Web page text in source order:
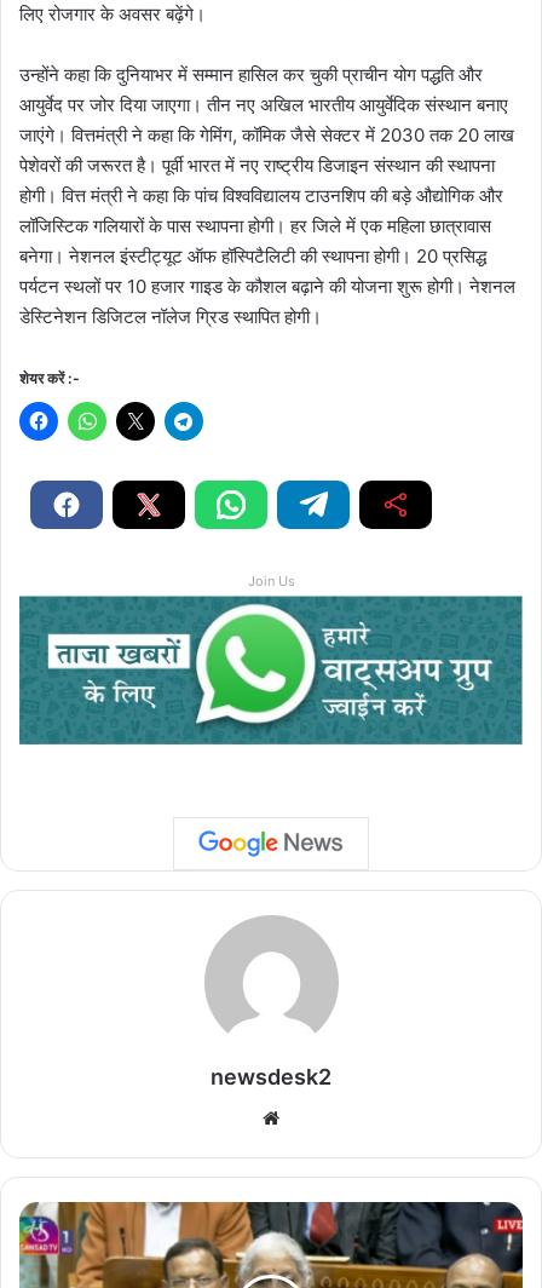
लिए रोजगार के अवसर बढ़ेंगे।
उन्होंने कहा कि दुनियाभर में सम्मान हासिल कर चुकी प्राचीन योग पद्धति और
आयुर्वेद पर जोर दिया जाएगा। तीन नए अखिल भारतीय आयुर्वेदिक संस्थान बनाए
जाएंगे। वित्तमंत्री ने कहा कि गेमिंग, कॉमिक जैसे सेक्टर में 2030 तक 20 लाख
पेशेवरों की जरूरत है। पूर्वी भारत में नए राष्ट्रीय डिजाइन संस्थान की स्थापना
होगी। वित्त मंत्री ने कहा कि पांच विश्वविद्यालय टाउनशिप की बड़े औद्योगिक और
लॉजिस्टिक गलियारों के पास स्थापना होगी। हर जिले में एक महिला छात्रावास
बनेगा। नेशनल इंस्टीट्यूट ऑफ हॉस्पिटैलिटी की स्थापना होगी। 20 प्रसिद्ध
पर्यटन स्थलों पर 10 हजार गाइड के कौशल बढ़ाने की योजना शुरू होगी। नेशनल
डेस्टिनेशन डिजिटल नॉलेज ग्रिड स्थापित होगी।
शेयर करें :-
Join Us
newsdesk2
te
दे
श
में